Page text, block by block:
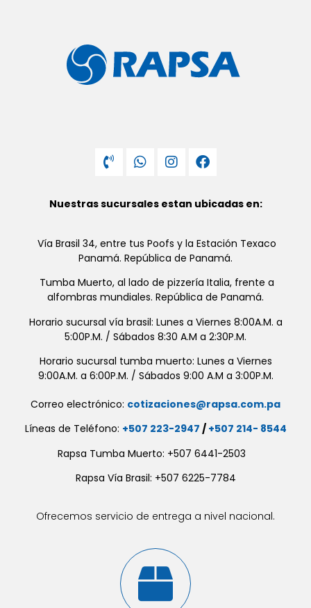
Nuestras sucursales estan ubicadas en:
Vía Brasil 34, entre tus Poofs y la Estación Texaco
Panamá. República de Panamá.
Tumba Muerto, al lado de pizzería Italia, frente a
alfombras mundiales. República de Panamá.
Horario sucursal vía brasil: Lunes a Viernes 8:00A.M. a
5:00P.M. / Sábados 8:30 A.M a 2:30P.M.
Horario sucursal tumba muerto: Lunes a Viernes
9:00A.M. a 6:00P.M. / Sábados 9:00 A.M a 3:00P.M.
Correo electrónico: cotizaciones@rapsa.com.pa
Líneas de Teléfono: +507 223-2947 / +507 214- 8544
Rapsa Tumba Muerto: +507 6441-2503
Rapsa Vía Brasil: +507 6225-7784
Ofrecemos servicio de entrega a nivel nacional.